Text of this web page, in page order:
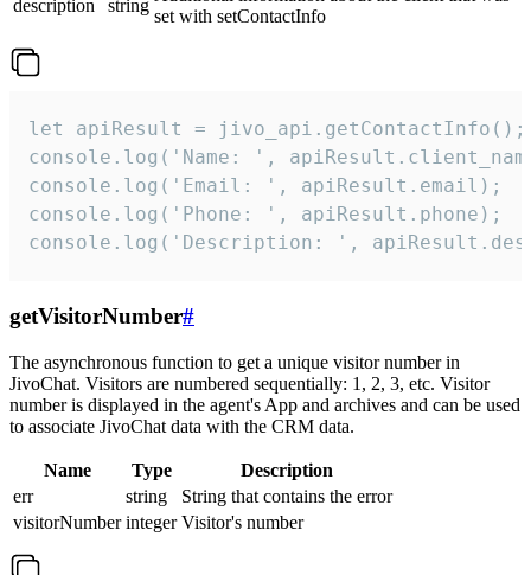
description
string
set with setContactInfo
let apiResult = jivo_api.getContactInfo();
console.log('Name: ',
console.log('Email: ', apiResult.email);
console.log('Phone: ', apiResult.phone);
console.log('Description: ',
getVisitorNumber#
The asynchronous function to get a unique visitor number in
JivoChat. Visitors are numbered sequentially: 1, 2, 3, etc. Visitor
number is displayed in the agent's App and archives and can be used
to associate JivoChat data with the CRM data.
Name Type
Description
err
string
String that contains the error
visitorNumber integer Visitor's number